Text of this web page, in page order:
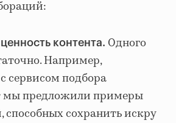
контента. Одного
Например,
сервисом подбора
мы предложили примеры
способных сохранить искру